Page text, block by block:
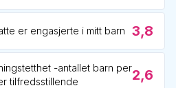
er engasjerte i mitt barn 3,8
-antallet barn per
tilfredsstillende
2,6